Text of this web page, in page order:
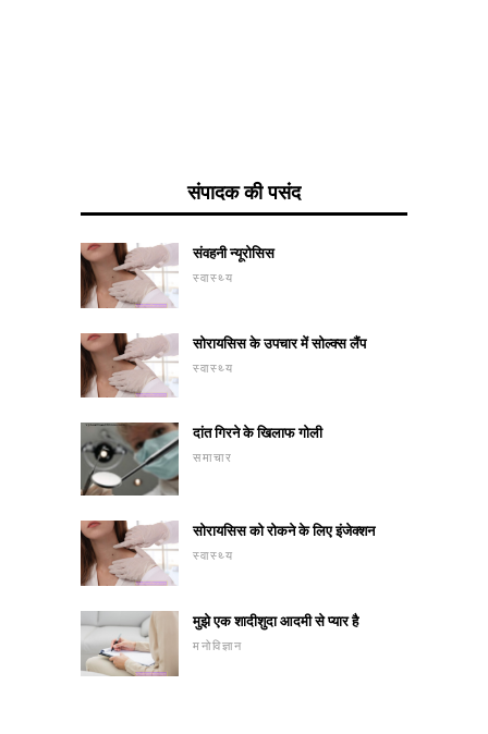
संपादक की पसंद
संवहनी न्यूरोसिस
स्वास्थ्य
सोरायसिस के उपचार में सोल्क्स लैंप
स्वास्थ्य
दांत गिरने के खिलाफ गोली
समाचार
सोरायसिस को रोकने के लिए इंजेक्शन
स्वास्थ्य
मुझे एक शादीशुदा आदमी से प्यार है
मनोविज्ञान